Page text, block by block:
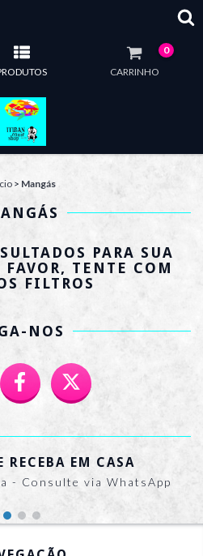
CARRINHO
0
> Mangás
PARA SUA
FAVOR, TENTE COM
FILTROS
NOS
RECEBA EM CASA
- Consulte via WhatsApp